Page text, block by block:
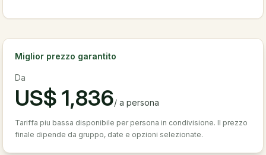
Miglior prezzo garantito
Da
US$1,836/a persona
Tariffa piu bassa disponibile per persona in condivisione. Il prezzo
finale dipende da gruppo, date e opzioni selezionate.